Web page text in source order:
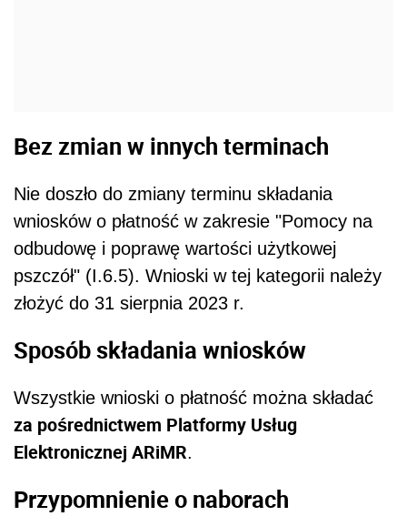
Bez zmian w innych terminach
Nie doszło do zmiany terminu składania
wniosków o płatność w zakresie "Pomocy na
odbudowę i poprawę wartości użytkowej
pszczół" (I.6.5). Wnioski w tej kategorii należy
złożyć do 31 sierpnia 2023 r.
Sposób składania wniosków
Wszystkie wnioski o płatność można składać
za pośrednictwem Platformy Usług
Elektronicznej ARiMR.
Przypomnienie o naborach